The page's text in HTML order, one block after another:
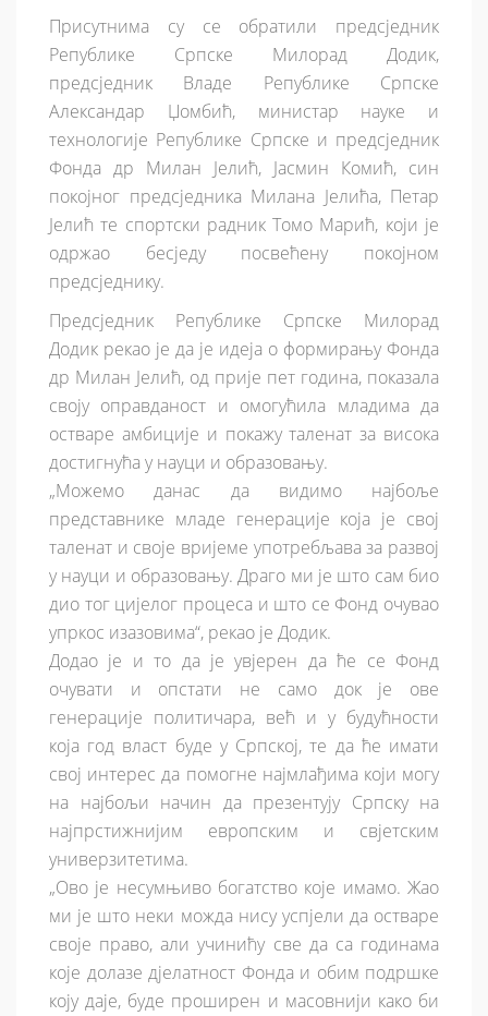
Присутнима су се обратили предсједник
Републике Српске Милорад Додик,
предсједник Владе Републике Српске
Александар Џомбић, министар науке и
технологије Републике Српске и предсједник
Фонда др Милан Јелић, Јасмин Комић, син
покојног предсједника Милана Јелића, Петар
Јелић те спортски радник Томо Марић, који је
одржао бесједу посвећену покојном
предсједнику.
Предсједник Републике Српске Милорад
Додик рекао је да је идеја о формирању Фонда
др Милан Јелић, од прије пет година, показала
своју оправданост и омогућила младима да
остваре амбиције и покажу таленат за висока
достигнућа у науци и образовању.
„Можемо данас да видимо најбоље
представнике младе генерације која је свој
таленат и своје вријеме употребљава за развој
у науци и образовању. Драго ми је што сам био
дио тог цијелог процеса и што се Фонд очувао
упркос изазовима“, рекао је Додик.
Додао је и то да је увјерен да ће се Фонд
очувати и опстати не само док је ове
генерације политичара, већ и у будућности
која год власт буде у Српској, те да ће имати
свој интерес да помогне најмлађима који могу
на најбољи начин да презентују Српску на
најпрстижнијим европским и свјетским
универзитетима.
„Ово је несумњиво богатство које имамо. Жао
ми је што неки можда нису успјели да остваре
своје право, али учинићу све да са годинама
које долазе дјелатност Фонда и обим подршке
коју даје, буде проширен и масовнији како би